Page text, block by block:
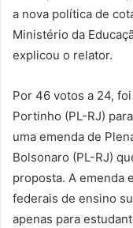
a nova política de
Ministério da
explicou o relator.
Por 46 votos a 24,
Portinho (PL-RJ)
uma emenda de
Bolsonaro (PL-RJ)
proposta. A emenda
federais de ensino
apenas para